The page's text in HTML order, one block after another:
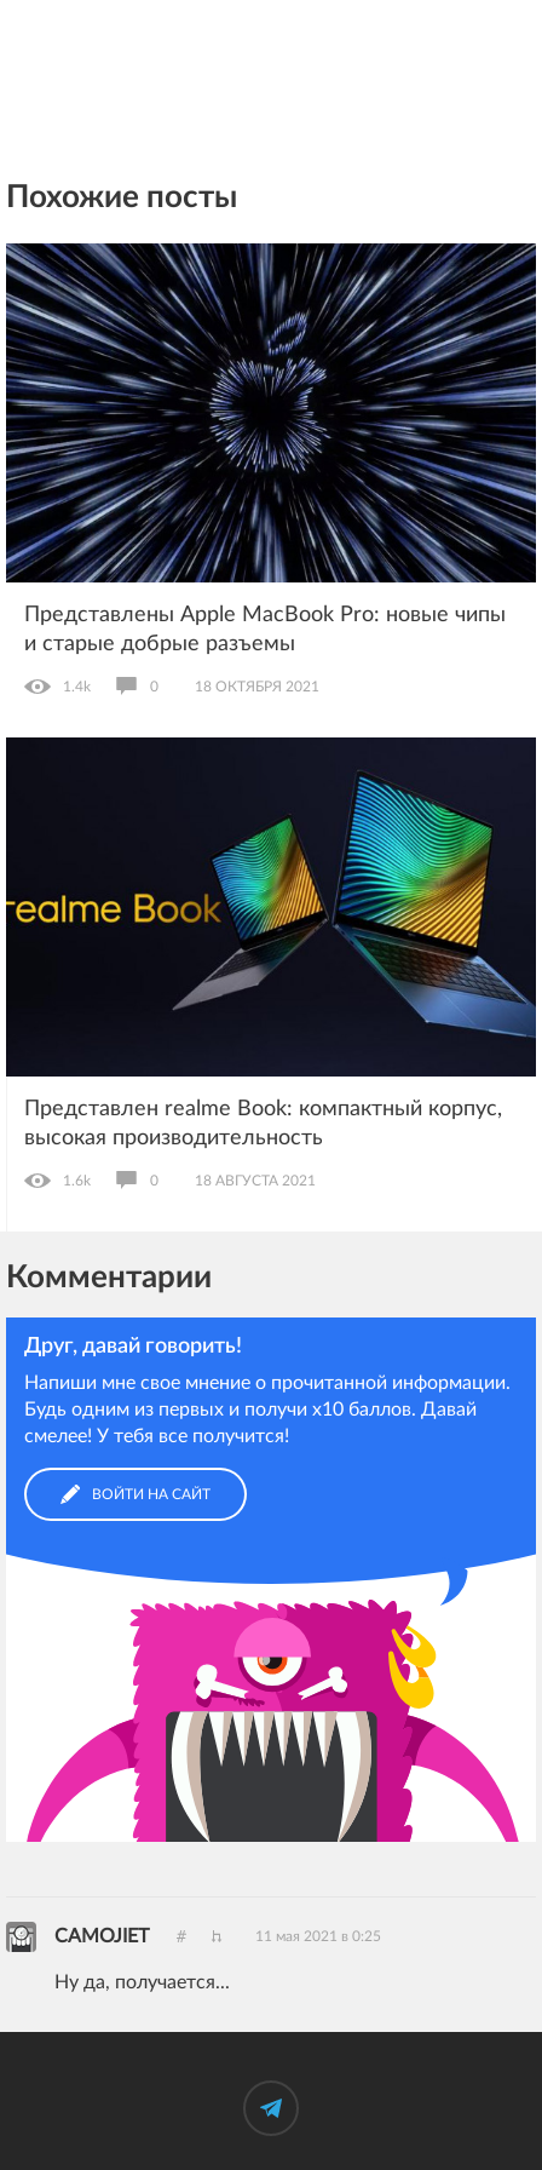
Похожие посты
Представлены Apple MacBook Pro: новые чипы
и старые добрые разъемы
1.4k 0 18 ОКТЯБРЯ 2021
Представлен realme Book: компактный корпус,
высокая производительность
1.6k 0 18 АВГУСТА 2021
Комментарии
Друг, давай говорить!
Напиши мне свое мнение о прочитанной информации.
Будь одним из первых и получи х10 баллов. Давай
смелее! У тебя все получится!
ВОЙТИ НА САЙТ
CAMOJIET 11 мая 2021 в 0:25
Ну да, получается...